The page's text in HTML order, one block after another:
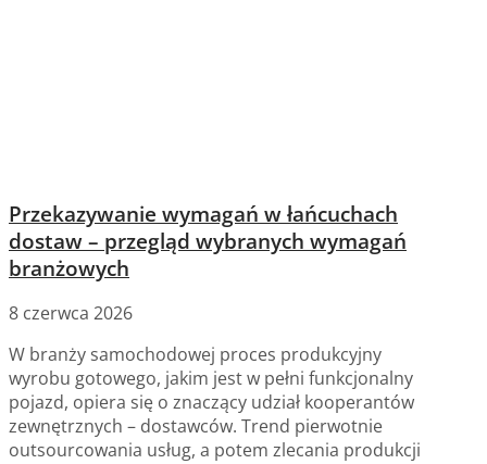
Przekazywanie wymagań w łańcuchach
dostaw – przegląd wybranych wymagań
branżowych
8 czerwca 2026
W branży samochodowej proces produkcyjny
wyrobu gotowego, jakim jest w pełni funkcjonalny
pojazd, opiera się o znaczący udział kooperantów
zewnętrznych – dostawców. Trend pierwotnie
outsourcowania usług, a potem zlecania produkcji